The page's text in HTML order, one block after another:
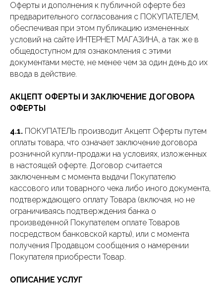
Оферты и дополнения к публичной оферте без
предварительного согласования с ПОКУПАТЕЛЕМ,
обеспечивая при этом публикацию измененных
условий на сайте ИНТЕРНЕТ МАГАЗИНА, а так же в
общедоступном для ознакомления с этими
документами месте, не менее чем за один день до их
ввода в действие.
АКЦЕПТ ОФЕРТЫ И ЗАКЛЮЧЕНИЕ ДОГОВОРА
ОФЕРТЫ
4.1. ПОКУПАТЕЛЬ производит Акцепт Оферты путем
оплаты товара, что означает заключение договора
розничной купли-продажи на условиях, изложенных
в настоящей оферте. Договор считается
заключенным с момента выдачи Покупателю
кассового или товарного чека либо иного документа,
подтверждающего оплату Товара (включая, но не
ограничиваясь подтверждения банка о
произведенной Покупателем оплате Товаров
посредством банковской карты), или с момента
получения Продавцом сообщения о намерении
Покупателя приобрести Товар.
ОПИСАНИЕ УСЛУГ